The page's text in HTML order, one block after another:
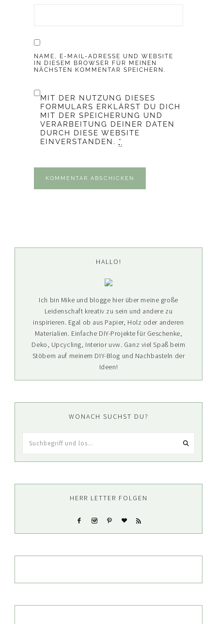
NAME, E-MAIL-ADRESSE UND WEBSITE
IN DIESEM BROWSER FÜR MEINEN
NÄCHSTEN KOMMENTAR SPEICHERN.
MIT DER NUTZUNG DIESES
FORMULARS ERKLÄRST DU DICH
MIT DER SPEICHERUNG UND
VERARBEITUNG DEINER DATEN
DURCH DIESE WEBSITE
EINVERSTANDEN. *
Seitenspalte
HALLO!
Ich bin Mike und blogge hier über meine große
Leidenschaft kreativ zu sein und andere zu
inspirieren. Egal ob aus Papier, Holz oder anderen
Materialien. Einfache DIY-Projekte für Geschenke,
Deko, Upcycling, Interior uvw. Ganz viel Spaß beim
Stöbern auf meinem DIY-Blog und Nachbasteln der
Ideen!
WONACH SUCHST DU?
los...
HERR LETTER FOLGEN